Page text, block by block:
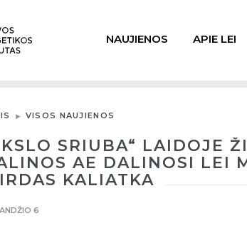
NAUJIENOS APIE LEI
VISOS NAUJIENOS
SRIUBA“ LAIDOJE
AE DALINOSI LEI
KALIATKA
6